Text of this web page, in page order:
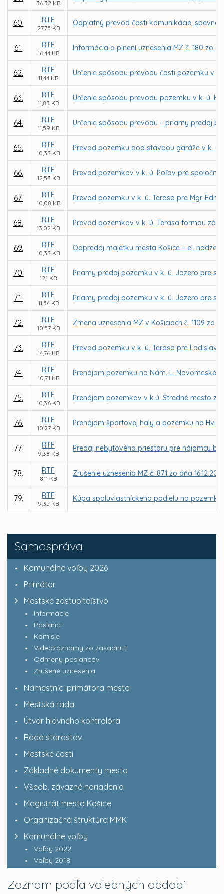
Samospráva
Komunálne voľby 2026
Primátor
Mestské zastupiteľstvo
Informácie
Poslanci
Komisie
Videozáznamy zo zasadnutí
Odmeny poslancov
Zrušené uznesenia
Námestníci primátora mesta
Mestská rada
Útvar hlavného kontrolóra
Rada starostov
Mestské časti
Základné dokumenty mesta
Všeob. záväzné nariadenia
Magistrát mesta Košice
Organizačná štruktúra MMK
Komunálne voľby
Voľby 2022
Voľby 2018
Zoznam podľa volebných období
36,32 KB
60. RTF
27,75 KB
Odplatný prevod časti komunikácie,
61. RTF
16,44 KB
Informácia o plnení uznesenia MZ č. 180 zo
62. RTF
11,44 KB
Určenie spôsobu prevodu časti pozemku v
63. RTF
11,83 KB
Určenie spôsobu prevodu pozemku v k. ú.
64. RTF
11,59 KB
Určenie spôsobu prevodu – priamy predaj
65. RTF
10,33 KB
Prevod pozemku pod stavbou garáže v k. ú.
66. RTF
12,53 KB
Prevod pozemkov v k. ú. Poľov pre
67. RTF
10,08 KB
Prevod pozemku v k. ú. Terasa pre Mgr.
68. RTF
13,02 KB
Prevod pozemkov v k. ú. Terasa formou
69. RTF
10,33 KB
Odpredaj majetku mesta Košice – el.
70. RTF
12,1 KB
Priamy predaj pozemku v k. ú. Jazero pre
71. RTF
11,54 KB
Priamy predaj pozemku v k. ú. Jazero pre
72. RTF
10,57 KB
Zmena uznesenia MZ v Košiciach č. 1109 zo
73. RTF
14,76 KB
Prevod pozemku v k. ú. Terasa pre
74. RTF
10,71 KB
Prenájom pozemku na Nám. L.
75. RTF
10,36 KB
Prenájom pozemkov v k.ú. Stredné mesto
76. RTF
10,27 KB
Prenájom športovej haly a pozemku na
77. RTF
9,38 KB
Predaj nebytového priestoru pre nájomcu
78. RTF
8,11 KB
Zrušenie uznesenia MZ č. 871 zo dňa
79. RTF
9,35 KB
Kúpa spoluvlastníckeho podielu na pozemku,